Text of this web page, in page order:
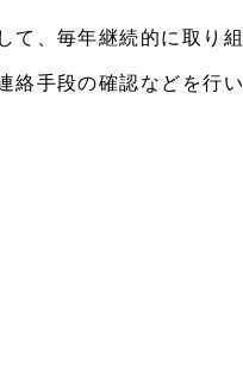
、毎年継続的に取り
絡手段の確認などを行い